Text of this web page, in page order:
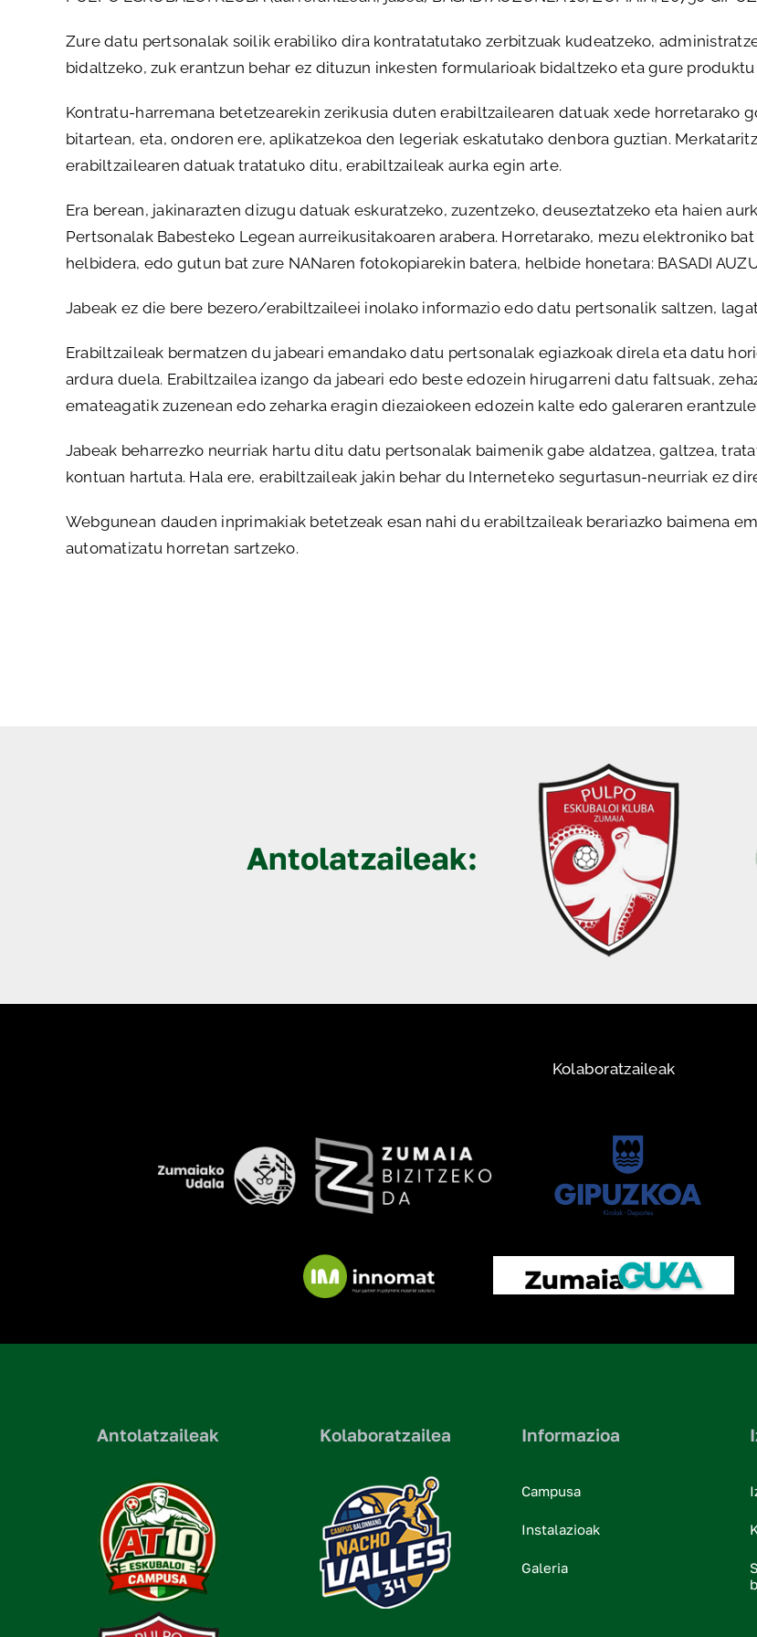
Zure datu pertsonalak soilik erabiliko dira kontratatutako zerbitzuak kudeatzeko,
bidaltzeko, zuk erantzun behar ez dituzun inkesten formularioak bidaltzeko eta gure
Kontratu-harremana betetzearekin zerikusia duten erabiltzailearen datuak xede horretarako
bitartean, eta, ondoren ere, aplikatzekoa den legeriak eskatutako denbora guztian.
erabiltzailearen datuak tratatuko ditu, erabiltzaileak aurka egin arte.
Era berean, jakinarazten dizugu datuak eskuratzeko, zuzentzeko, deuseztatzeko eta haien
Pertsonalak Babesteko Legean aurreikusitakoaren arabera. Horretarako, mezu elektroniko
helbidera, edo gutun bat zure NANaren fotokopiarekin batera, helbide honetara: BASADI
Jabeak ez die bere bezero/erabiltzaileei inolako informazio edo datu pertsonalik saltzen,
Erabiltzaileak bermatzen du jabeari emandako datu pertsonalak egiazkoak direla eta datu
ardura duela. Erabiltzailea izango da jabeari edo beste edozein hirugarreni datu faltsuak,
emateagatik zuzenean edo zeharka eragin diezaiokeen edozein kalte edo galeraren
Jabeak beharrezko neurriak hartu ditu datu pertsonalak baimenik gabe aldatzea, galtzea,
kontuan hartuta. Hala ere, erabiltzaileak jakin behar du Interneteko segurtasun-neurriak ez
Webgunean dauden inprimakiak betetzeak esan nahi du erabiltzaileak berariazko baimena
automatizatu horretan sartzeko.
Antolatzaileak:
Kolaboratzaileak
Antolatzaileak Kolaboratzailea Informazioa
Campusa
Instalazioak
Galeria